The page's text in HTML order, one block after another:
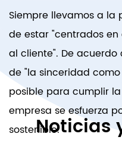
Siempre llevamos a
de estar "centrados
al cliente". De
de "la sinceridad
posible para cumplir
empresa se esfuerza
sostenible.Noticias